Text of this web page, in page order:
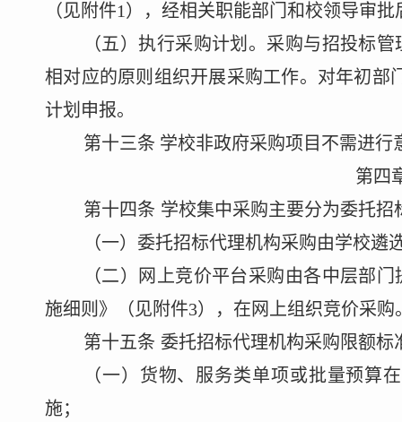
（见附件1 ）
，经相关职能部门和校领导审批
（五）执行采购计划。 采购与招投标管
相对应的原则组织开展采购工作。对年初部
计划申报。
第十三条 学校非政府采购项目不需进
第四
第十四条 学校集中采购主要分为委托
（一）委托招标代理机构采购由学校
（二）
网上竞价平台采购由各中层部
施细则》（见附件3）， 在网上组织竞价采购
第十五条 委托招标代理机构采购限额标
（一）货物、服务类单项或批量预算在
施；